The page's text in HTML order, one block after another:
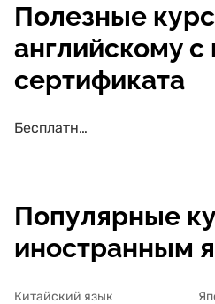
Полезные
английскому
сертификата
Бесплатные курсы по английскому с выдачей сертификата
Популярные
иностранным
Китайский язык